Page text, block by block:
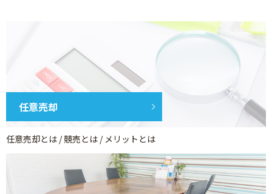
任意売却
任意売却とは / 競売とは / メリットとは